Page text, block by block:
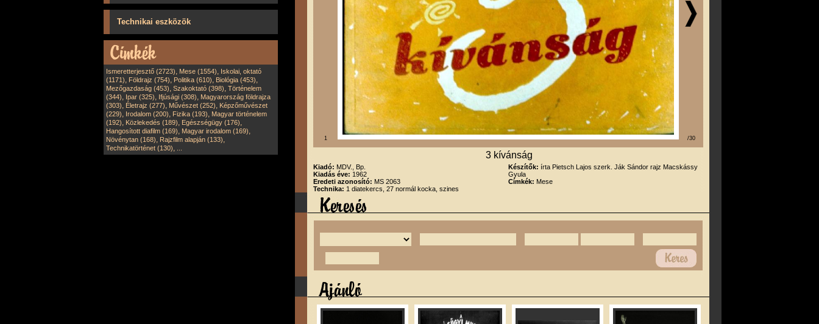
Technikai eszközök
Ismeretterjesztő (2723), Mese (1554), Iskolai, oktató
(1171), Földrajz (754), Politika (610), Biológia (453),
Mezőgazdaság (453), Szakoktató (398), Történelem
(344), Ipar (325), Ifjúsági (308), Magyarország földrajza
(303), Életrajz (277), Művészet (252), Képzőművészet
(229), Irodalom (200), Fizika (193), Magyar történelem
(192), Közlekedés (189), Egészségügy (176),
Hangosított diafilm (169), Magyar irodalom (169),
Növénytan (168), Rajzfilm alapján (133),
Technikatörténet (130),
1 /30
3 kívánság
Kiadó: MDV., Bp.
Kiadás éve: 1962
Eredeti azonosító: MS 2063
Technika: 1 diatekercs, 27 normál kocka, szines
Készítők: írta Pietsch Lajos szerk. Ják Sándor rajz Macskássy
Gyula
Címkék: Mese